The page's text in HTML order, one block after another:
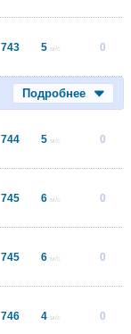
743 5 м/с 0
Подробнее
744 5 м/с 0
745 6 м/с 0
745 6 м/с 0
746 4 м/с 0